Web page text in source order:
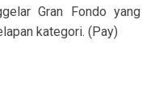
Gran Fondo yang
kategori. (Pay)